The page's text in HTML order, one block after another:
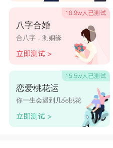
八字合婚
合八字，测姻缘
恋爱桃花运
你一生会遇到几朵桃花